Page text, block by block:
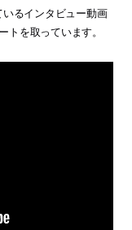
るインタビュー動画
トを取っています。